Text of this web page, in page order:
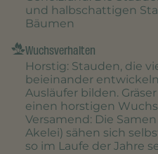
und halbschattigen
Bäumen
Wuchsverhalten
Horstig: Stauden, die
beieinander
Ausläufer bilden.
einen horstigen
Versamend: Die
Akelei) sähen sich
so im Laufe der Jahre